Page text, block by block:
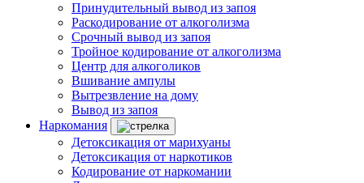
Принудительный вывод из запоя
Раскодирование от алкоголизма
Срочный вывод из запоя
Тройное кодирование от алкоголизма
Центр для алкоголиков
Вшивание ампулы
Вытрезвление на дому
Вывод из запоя
Наркомания
Детоксикация от марихуаны
Детоксикация от наркотиков
Кодирование от наркомании